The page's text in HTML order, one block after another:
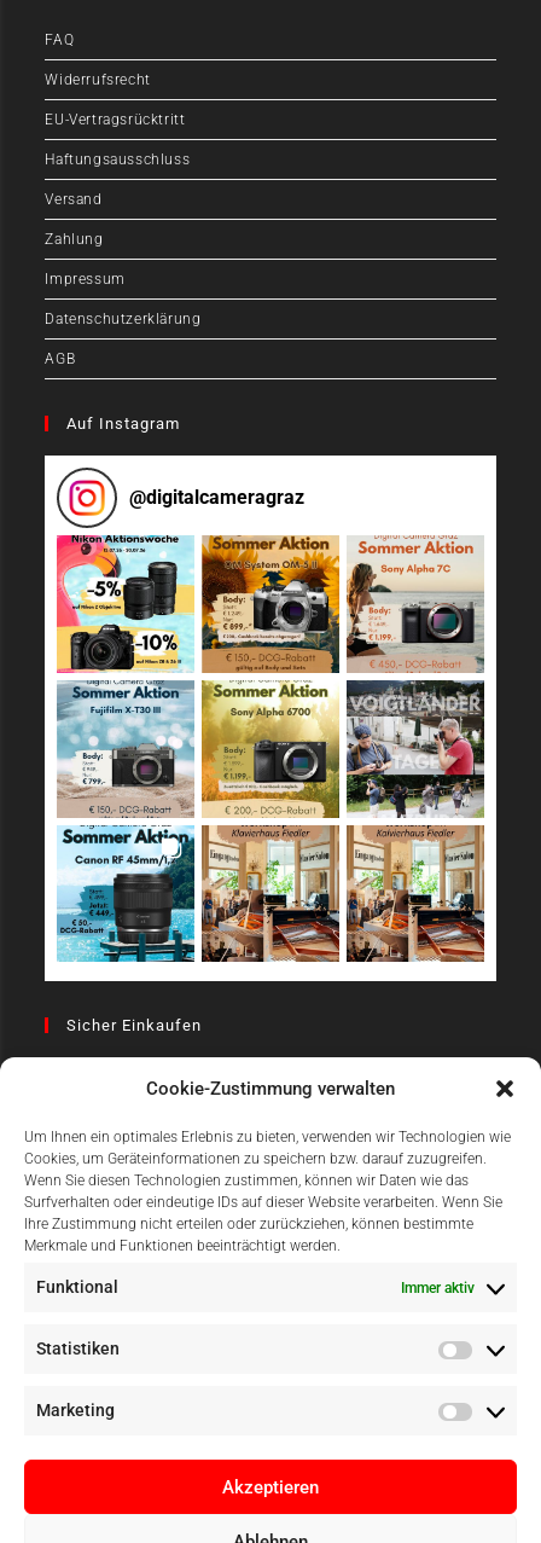
Cookie-Zustimmung verwalten
Um Ihnen ein optimales Erlebnis zu bieten, verwenden wir Technologien wie
Cookies, um Geräteinformationen zu speichern bzw. darauf zuzugreifen.
Wenn Sie diesen Technologien zustimmen, können wir Daten wie das
Surfverhalten oder eindeutige IDs auf dieser Website verarbeiten. Wenn Sie
Ihre Zustimmung nicht erteilen oder zurückziehen, können bestimmte
Merkmale und Funktionen beeinträchtigt werden.
Funktional Immer aktiv
Statistiken
Marketing
Akzeptieren
FAQ
Widerrufsrecht
EU-Vertragsrücktritt
Haftungsausschluss
Versand
Zahlung
Impressum
Datenschutzerklärung
AGB
Auf Instagram
@digitalcameragraz
Sicher Einkaufen
Einfach Online Bezahlen